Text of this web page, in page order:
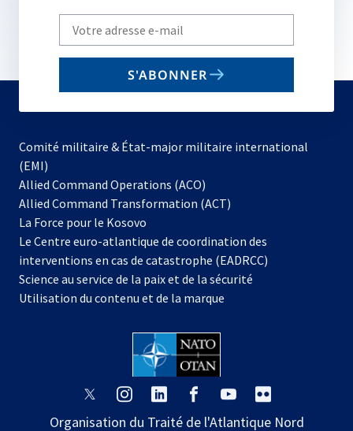
Write
your
email
S'ABONNER
Comité militaire & État-major militaire international
(EMI)
Allied Command Operations (ACO)
dans
nouvel
onglet
Allied Command Transformation (ACT)
La Force pour le Kosovo
dans
un
nouvel
onglet
Le Centre euro-atlantique de coordination des
interventions en cas de catastrophe (EADRCC)
Science au service de la paix et de la sécurité
Utilisation du contenu et de la marque
s’ouvre
un
s’ouvre
un
s’ouvre
un
s’ouvre
un
s’ouvre
un
un
Organisation du Traité de l'Atlantique Nord